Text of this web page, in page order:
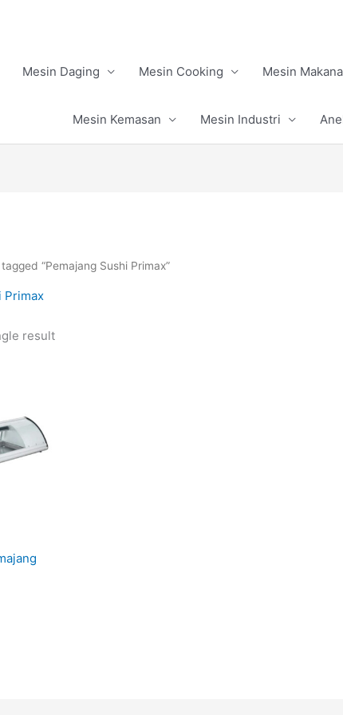
Mesin Daging Mesin Cooking Mesin
Mesin Kemasan Mesin Industri
“Pemajang Sushi Primax”
Primax
result